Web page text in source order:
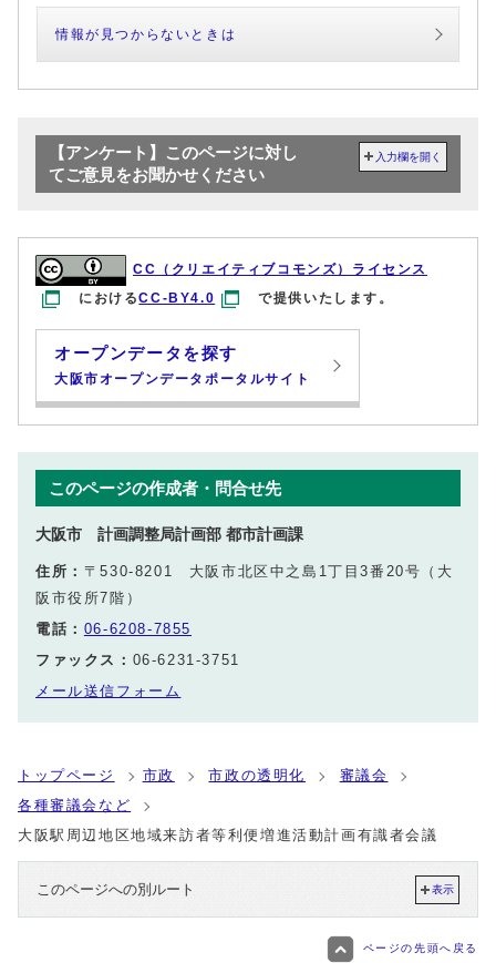
情報が見つからないときは
【アンケート】このページに対し
てご意見をお聞かせください
入力欄を開く
CC（クリエイティブコモンズ）ライセンス
におけるCC-BY4.0 で提供いたします。
オープンデータを探す
大阪市オープンデータポータルサイト
このページの作成者・問合せ先
大阪市 計画調整局計画部 都市計画課
住所： 〒530-8201 大阪市北区中之島1丁目3番20号（大
阪市役所7階）
電話： 06-6208-7855
ファックス： 06-6231-3751
メール送信フォーム
トップページ 市政 市政の透明化
審議会
各種審議会など
大阪駅周辺地区地域来訪者等利便増進活動計画有識者会議
このページへの別ルート 表示
ページの先頭へ戻る